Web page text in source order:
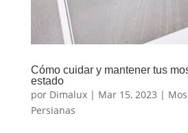
Cómo cuidar y mantener tus
estado
por Dimalux| Mar 15, 2023 |
Persianas